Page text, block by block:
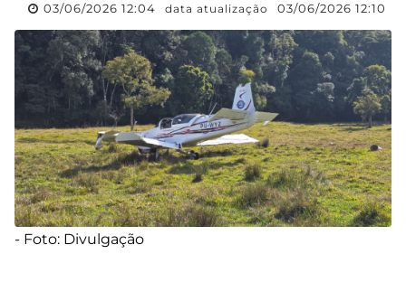
03/06/2026 12:04 data atualização 03/06/2026 12:10
- Foto: Divulgação